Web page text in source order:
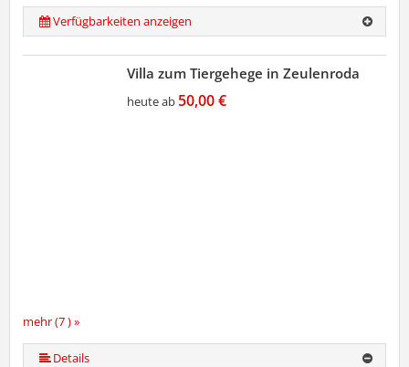
Verfügbarkeiten anzeigen
mehr (7 ) »
mehr (7 ) »
mehr (7 ) »
mehr (7 ) »
Villa zum Tiergehege in Zeulenroda
heute ab50,00 €
Details